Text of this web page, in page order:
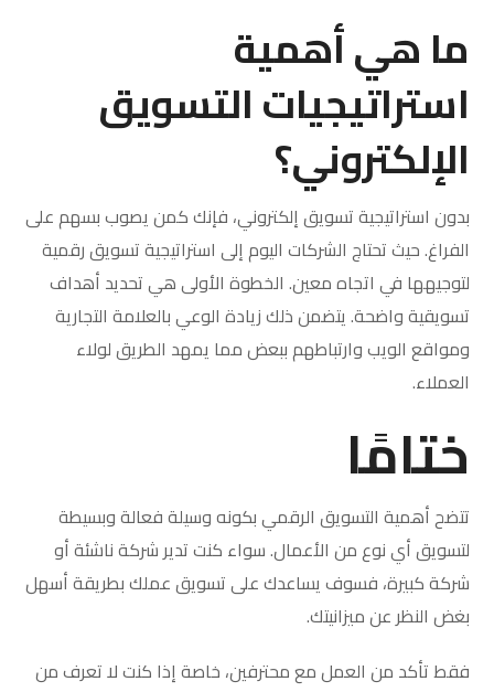
ما هي أهمية
استراتيجيات التسويق
الإلكتروني؟
بدون استراتيجية تسويق إلكتروني، فإنك كمن يصوب بسهم على
الفراغ. حيث تحتاج الشركات اليوم إلى استراتيجية تسويق رقمية
لتوجيهها في اتجاه معين. الخطوة الأولى هي تحديد أهداف
تسويقية واضحة. يتضمن ذلك زيادة الوعي بالعلامة التجارية
ومواقع الويب وارتباطهم ببعض مما يمهد الطريق لولاء
العملاء.
ختامًا
تتضح أهمية التسويق الرقمي بكونه وسيلة فعالة وبسيطة
لتسويق أي نوع من الأعمال. سواء كنت تدير شركة ناشئة أو
شركة كبيرة، فسوف يساعدك على تسويق عملك بطريقة أسهل
بغض النظر عن ميزانيتك.
فقط تأكد من العمل مع محترفين، خاصة إذا كنت لا تعرف من